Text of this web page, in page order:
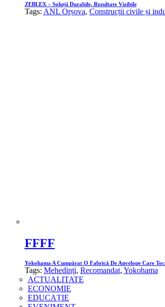
ZEBLEX – Soluții Durabile, Rezultate Vizibile
Tags: ANL Orșova, Construcții civile și
FFFF
Yokohama A Cumpărat O Fabrică De Anvelope Care
Tags: Mehedinți, Recomandat, Yokohama
ACTUALITATE
ECONOMIE
EDUCAȚIE